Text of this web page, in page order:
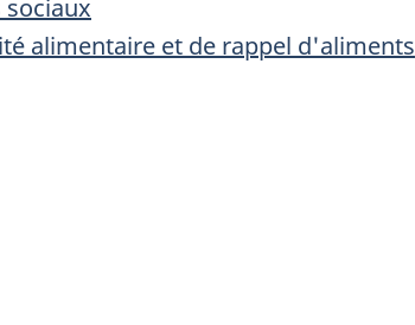
sociaux
alimentaire et de rappel d'aliments